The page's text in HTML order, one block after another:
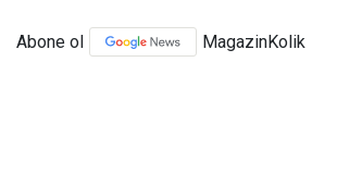
Abone ol MagazinKolik